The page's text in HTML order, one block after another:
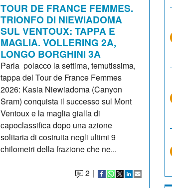
TOUR DE FRANCE FEMMES.
TRIONFO DI NIEWIADOMA
SUL VENTOUX: TAPPA E
MAGLIA. VOLLERING 2A,
LONGO BORGHINI 3A
Parla polacco la settima, temutissima,
tappa del Tour de France Femmes
2026: Kasia Niewiadoma (Canyon
Sram) conquista il successo sul Mont
Ventoux e la maglia gialla di
capoclassifica dopo una azione
solitaria di costruita negli ultimi 9
chilometri della frazione che ne...
2 |